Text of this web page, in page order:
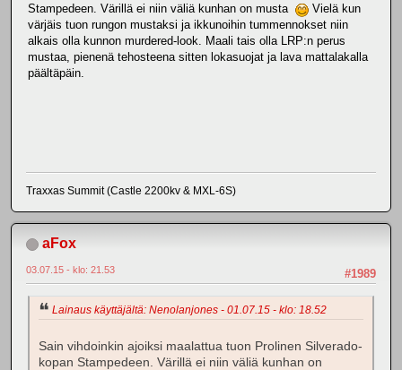
Stampedeen. Värillä ei niin väliä kunhan on musta
Vielä kun
värjäis tuon rungon mustaksi ja ikkunoihin tummennokset niin
alkais olla kunnon murdered-look. Maali tais olla LRP:n perus
mustaa, pienenä tehosteena sitten lokasuojat ja lava mattalakalla
päältäpäin.
Traxxas Summit (Castle 2200kv & MXL-6S)
aFox
#1989
03.07.15 - klo: 21.53
Lainaus käyttäjältä: Nenolanjones - 01.07.15 - klo: 18.52
Sain vihdoinkin ajoiksi maalattua tuon Prolinen Silverado-
kopan Stampedeen. Värillä ei niin väliä kunhan on